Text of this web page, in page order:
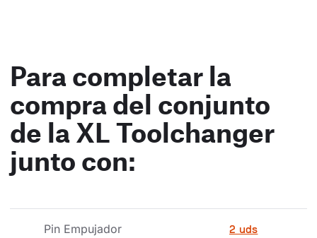
Para completar la
compra del conjunto
de la XL Toolchanger
junto con:
Pin Empujador 2 uds